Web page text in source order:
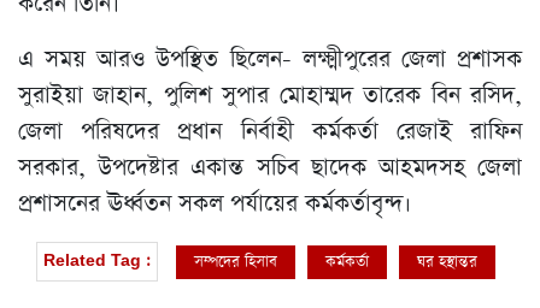
এ সময় আরও উপস্থিত ছিলেন- লক্ষ্মীপুরের জেলা প্রশাসক
সুরাইয়া জাহান, পুলিশ সুপার মোহাম্মদ তারেক বিন রসিদ,
জেলা পরিষদের প্রধান নির্বাহী কর্মকর্তা রেজাই রাফিন
সরকার, উপদেষ্টার একান্ত সচিব ছাদেক আহমদসহ জেলা
প্রশাসনের ঊর্ধ্বতন সকল পর্যায়ের কর্মকর্তাবৃন্দ।
Related Tag : সম্পদের হিসাব কর্মকর্তা ঘর হস্থান্তর